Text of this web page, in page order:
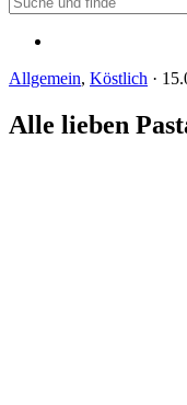
Allgemein, Köstlich ·
Alle lieben